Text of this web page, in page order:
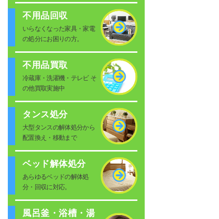
不用品回収
いらなくなった家具・家電
の処分にお困りの方。
不用品買取
冷蔵庫・洗濯機・テレビ そ
の他買取実施中
タンス処分
大型タンスの解体処分から
配置換え・移動まで
ベッド解体処分
あらゆるベッドの解体処
分・回収に対応。
風呂釜・浴槽・湯